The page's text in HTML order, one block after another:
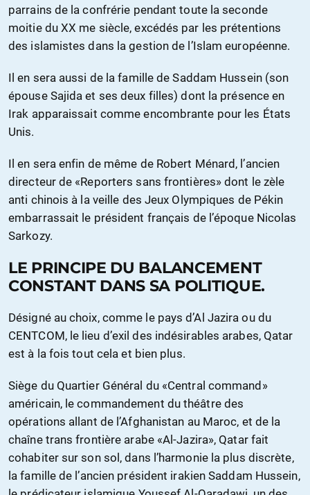
parrains de la confrérie pendant toute la seconde
moitie du XX me siècle, excédés par les prétentions
des islamistes dans la gestion de l’Islam européenne.
Il en sera aussi de la famille de Saddam Hussein (son
épouse Sajida et ses deux filles) dont la présence en
Irak apparaissait comme encombrante pour les États
Unis.
Il en sera enfin de même de Robert Ménard, l’ancien
directeur de «Reporters sans frontières» dont le zèle
anti chinois à la veille des Jeux Olympiques de Pékin
embarrassait le président français de l’époque Nicolas
Sarkozy.
LE PRINCIPE DU BALANCEMENT
CONSTANT DANS SA POLITIQUE.
Désigné au choix, comme le pays d’Al Jazira ou du
CENTCOM, le lieu d’exil des indésirables arabes, Qatar
est à la fois tout cela et bien plus.
Siège du Quartier Général du «Central command»
américain, le commandement du théâtre des
opérations allant de l’Afghanistan au Maroc, et de la
chaîne trans frontière arabe «Al-Jazira», Qatar fait
cohabiter sur son sol, dans l’harmonie la plus discrète,
la famille de l’ancien président irakien Saddam Hussein,